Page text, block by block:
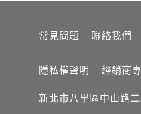
常見問題 聯絡我們
隱私權聲明 經銷商
新北市八里區中山路